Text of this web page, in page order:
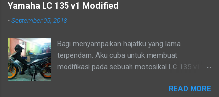
Yamaha LC 135 v1 Modified
-September 05, 2018
Bagi menyampaikan hajatku yang lama
terpendam. Aku cuba untuk membuat
modifikasi pada sebuah motosikal LC 135 v1
lama ia menjadi lukisan, tetapi tidak mampu
READ MORE